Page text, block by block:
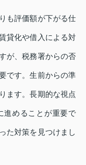
も評価額が下がる仕
貸化や借入による対
が、税務署からの否
です。生前からの準
ます。長期的な視点
進めることが重要で
た対策を見つけまし